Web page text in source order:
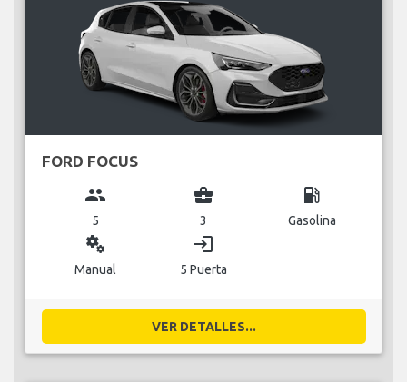
FORD FOCUS
group
5
business_center
3
local_gas_station
Gasolina
miscellaneous_services
Manual
login
5 Puerta
VER DETALLES...